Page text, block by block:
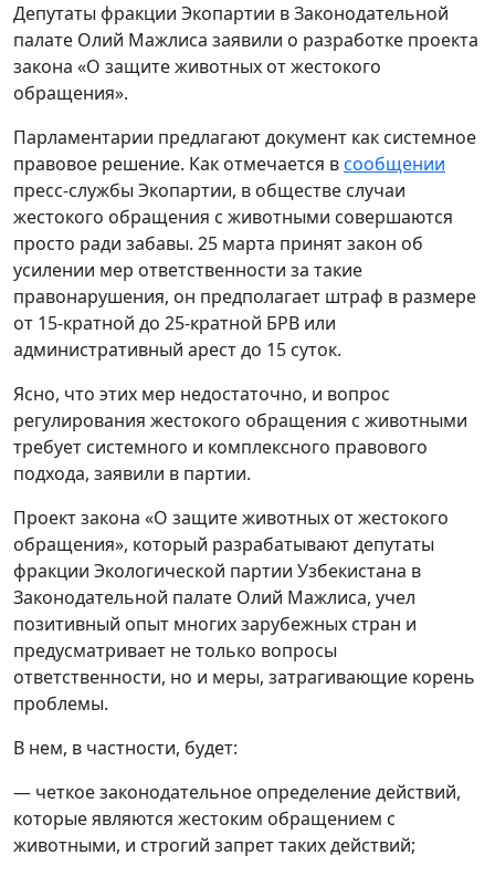
Депутаты фракции Экопартии в Законодательной
палате Олий Мажлиса заявили о разработке проекта
закона «О защите животных от жестокого
обращения».
Парламентарии предлагают документ как системное
правовое решение. Как отмечается всообщении
пресс-службы Экопартии, в обществе случаи
жестокого обращения с животными совершаются
просто ради забавы. 25 марта принят закон об
усилении мер ответственности за такие
правонарушения, он предполагает штраф в размере
от 15-кратной до 25-кратной БРВ или
административный арест до 15 суток.
Ясно, что этих мер недостаточно, и вопрос
регулирования жестокого обращения с животными
требует системного и комплексного правового
подхода, заявили в партии.
Проект закона «О защите животных от жестокого
обращения», который разрабатывают депутаты
фракции Экологической партии Узбекистана в
Законодательной палате Олий Мажлиса, учел
позитивный опыт многих зарубежных стран и
предусматривает не только вопросы
ответственности, но и меры, затрагивающие корень
проблемы.
В нем, в частности, будет:
— четкое законодательное определение действий,
которые являются жестоким обращением с
животными, и строгий запрет таких действий;